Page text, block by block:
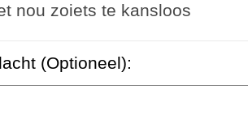
nou zoiets te kansloos
(Optioneel):